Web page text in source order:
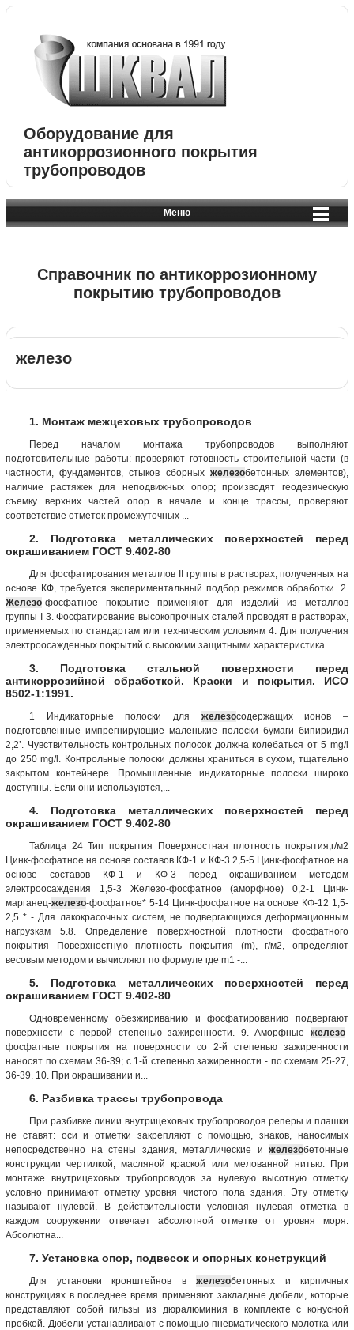
Оборудование для
антикоррозионного покрытия
трубопроводов
Меню
Справочник по антикоррозионному
покрытию трубопроводов
железо
1. Монтаж межцеховых трубопроводов
Перед началом монтажа трубопроводов выполняют
подготовительные работы: проверяют готовность строительной части (в
частности, фундаментов, стыков сборных железобетонных элементов),
наличие растяжек для неподвижных опор; производят геодезическую
съемку верхних частей опор в начале и конце трассы, проверяют
соответствие отметок промежуточных ...
2. Подготовка металлических поверхностей перед
окрашиванием ГОСТ 9.402-80
Для фосфатирования металлов II группы в растворах, полученных на
основе КФ, требуется экспериментальный подбор режимов обработки. 2.
Железо-фосфатное покрытие применяют для изделий из металлов
группы I 3. Фосфатирование высокопрочных сталей проводят в растворах,
применяемых по стандартам или техническим условиям 4. Для получения
электроосажденных покрытий с высокими защитными характеристика...
3. Подготовка стальной поверхности перед
антикоррозийной обработкой. Краски и покрытия. ИСО
8502-1:1991.
1 Индикаторные полоски для железосодержащих ионов –
подготовленные импрегнирующие маленькие полоски бумаги бипиридил
2,2’. Чувствительность контрольных полосок должна колебаться от 5 mg/l
до 250 mg/l. Контрольные полоски должны храниться в сухом, тщательно
закрытом контейнере. Промышленные индикаторные полоски широко
доступны. Если они используются,...
4. Подготовка металлических поверхностей перед
окрашиванием ГОСТ 9.402-80
Таблица 24 Тип покрытия Поверхностная плотность покрытия,г/м2
Цинк-фосфатное на основе составов КФ-1 и КФ-3 2,5-5 Цинк-фосфатное на
основе составов КФ-1 и КФ-3 перед окрашиванием методом
электроосаждения 1,5-3 Железо-фосфатное (аморфное) 0,2-1 Цинк-
марганец-железо-фосфатное* 5-14 Цинк-фосфатное на основе КФ-12 1,5-
2,5 * - Для лакокрасочных систем, не подвергающихся деформационным
нагрузкам 5.8. Определение поверхностной плотности фосфатного
покрытия Поверхностную плотность покрытия (m), г/м2, определяют
весовым методом и вычисляют по формуле где m1 -...
5. Подготовка металлических поверхностей перед
окрашиванием ГОСТ 9.402-80
Одновременному обезжириванию и фосфатированию подвергают
поверхности с первой степенью зажиренности. 9. Аморфные железо-
фосфатные покрытия на поверхности со 2-й степенью зажиренности
наносят по схемам 36-39; с 1-й степенью зажиренности - по схемам 25-27,
36-39. 10. При окрашивании и...
6. Разбивка трассы трубопровода
При разбивке линии внутрицеховых трубопроводов реперы и плашки
не ставят: оси и отметки закрепляют с помощью, знаков, наносимых
непосредственно на стены здания, металлические и железобетонные
конструкции чертилкой, масляной краской или мелованной нитью. При
монтаже внутрицеховых трубопроводов за нулевую высотную отметку
условно принимают отметку уровня чистого пола здания. Эту отметку
называют нулевой. В действительности условная нулевая отметка в
каждом сооружении отвечает абсолютной отметке от уровня моря.
Абсолютна...
7. Установка опор, подвесок и опорных конструкций
Для установки кронштейнов в железобетонных и кирпичных
конструкциях в последнее время применяют закладные дюбели, которые
представляют собой гильзы из дюралюминия в комплекте с конусной
пробкой. Дюбели устанавливают с помощью пневматического молотка или